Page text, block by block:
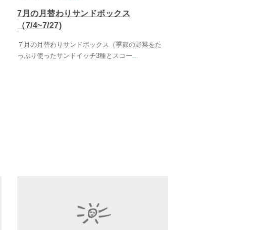
7月の月替わりサンドボックス
（7/4~7/27)
７月の月替わりサンドボックス（季節の野菜をた
っぷり使ったサンドイッチ3種とスコー...